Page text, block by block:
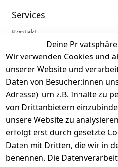
Deine
Wir verwenden Cookies und
unserer Website und
Daten von Besucher:innen
Adresse), um z.B. Inhalte zu
von Drittanbietern
unsere Website zu
erfolgt erst durch gesetzte
Daten mit Dritten, die wir in
benennen. Die
Services
Kontakt
Registrieren
Zahlung und Versand